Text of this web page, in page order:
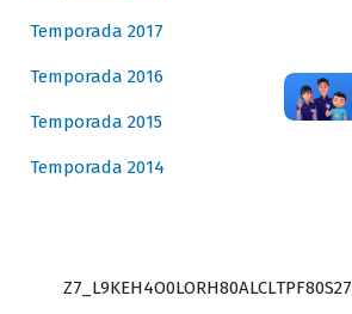
Temporada 2017
Temporada 2016
Temporada 2015
Temporada 2014
Z7_L9KEH4O0LORH80ALCLTPF80S27